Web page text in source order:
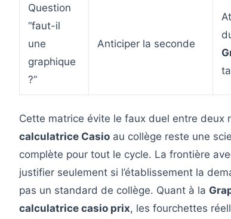
Question
“faut-il
une
graphique
?”
Anticiper la seconde
Cette matrice évite le faux duel entre deux
calculatrice Casio au collège reste une
complète pour tout le cycle. La frontière
justifier seulement si l’établissement la
pas un standard de collège. Quant à la
calculatrice casio prix, les fourchettes